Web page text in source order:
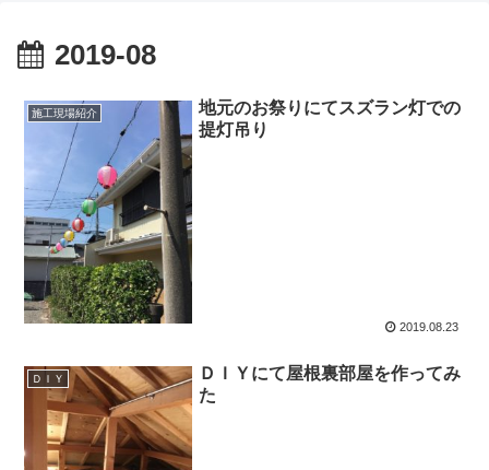
2019-08
施工現場紹介
地元のお祭りにてスズラン灯での
提灯吊り
2019.08.23
ＤＩＹ
ＤＩＹにて屋根裏部屋を作ってみ
た